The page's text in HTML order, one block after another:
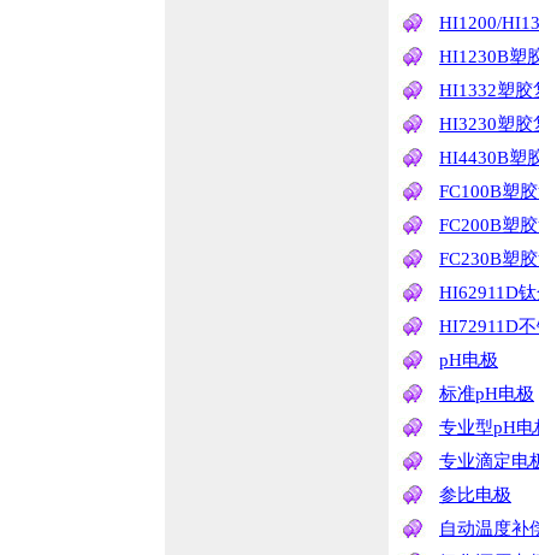
HI1200/
HI1230B塑
HI1332塑胶
HI3230塑胶
HI4430B塑
FC100B塑
FC200B塑
FC230B塑
HI62911D
HI72911D
pH电极
标准pH电极
专业型pH电
专业滴定电
参比电极
自动温度补